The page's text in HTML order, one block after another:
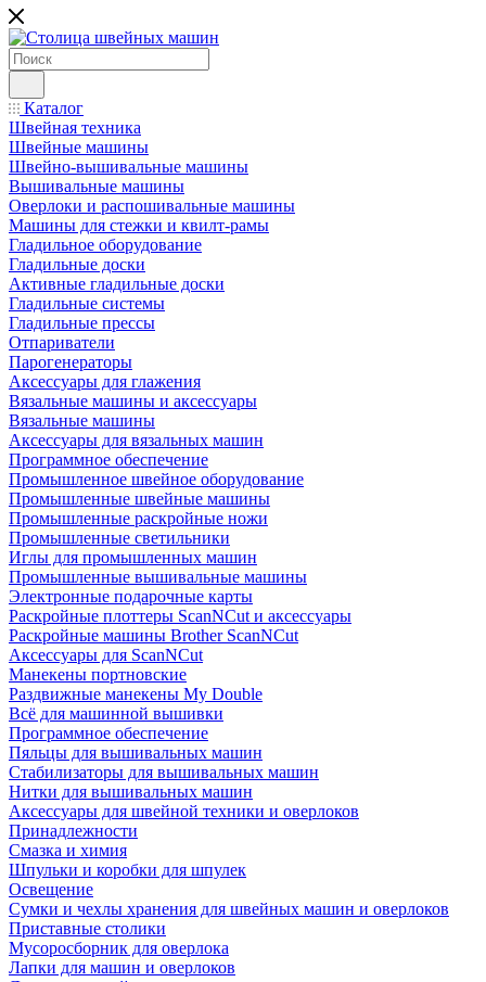
Каталог
Швейная техника
Швейные машины
Швейно-вышивальные машины
Вышивальные машины
Оверлоки и распошивальные машины
Машины для стежки и квилт-рамы
Гладильное оборудование
Гладильные доски
Активные гладильные доски
Гладильные системы
Гладильные прессы
Отпариватели
Парогенераторы
Аксессуары для глажения
Вязальные машины и аксессуары
Вязальные машины
Аксессуары для вязальных машин
Программное обеспечение
Промышленное швейное оборудование
Промышленные швейные машины
Промышленные раскройные ножи
Промышленные светильники
Иглы для промышленных машин
Промышленные вышивальные машины
Электронные подарочные карты
Раскройные плоттеры ScanNCut и аксессуары
Раскройные машины Brother ScanNCut
Аксессуары для ScanNCut
Манекены портновские
Раздвижные манекены My Double
Всё для машинной вышивки
Программное обеспечение
Пяльцы для вышивальных машин
Стабилизаторы для вышивальных машин
Нитки для вышивальных машин
Аксессуары для швейной техники и оверлоков
Принадлежности
Смазка и химия
Шпульки и коробки для шпулек
Освещение
Сумки и чехлы хранения для швейных машин и оверлоков
Приставные столики
Мусоросборник для оверлока
Лапки для машин и оверлоков